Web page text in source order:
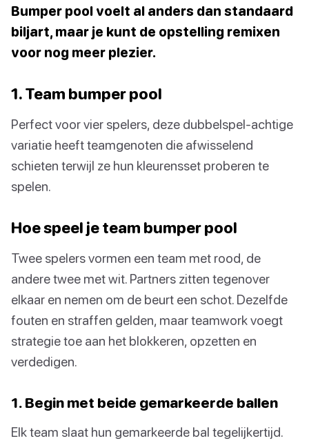
Bumper pool voelt al anders dan standaard
biljart, maar je kunt de opstelling remixen
voor nog meer plezier.
1. Team bumper pool
Perfect voor vier spelers, deze dubbelspel-achtige
variatie heeft teamgenoten die afwisselend
schieten terwijl ze hun kleurensset proberen te
spelen.
Hoe speel je team bumper pool
Twee spelers vormen een team met rood, de
andere twee met wit. Partners zitten tegenover
elkaar en nemen om de beurt een schot. Dezelfde
fouten en straffen gelden, maar teamwork voegt
strategie toe aan het blokkeren, opzetten en
verdedigen.
1. Begin met beide gemarkeerde ballen
Elk team slaat hun gemarkeerde bal tegelijkertijd.